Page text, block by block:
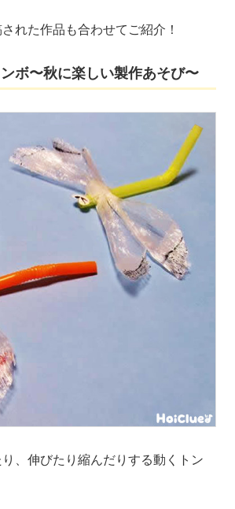
れた作品も合わせてご紹介！
ボ〜秋に楽しい製作あそび〜
、伸びたり縮んだりする動くトン